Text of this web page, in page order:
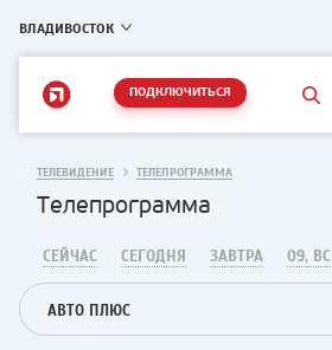
ВЛАДИВОСТОК
ПОДКЛЮЧИТЬСЯ
ТЕЛЕВИДЕНИЕ ТЕЛЕПРОГРАММА
Телепрограмма
СЕЙЧАС СЕГОДНЯ ЗАВТРА 09, ВС
АВТО ПЛЮС